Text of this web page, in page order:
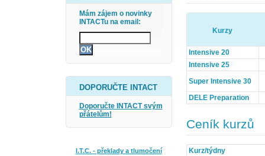
Mám zájem o novinky
INTACTu na email:
DOPORUČTE INTACT
Doporučte INTACT svým
přátelům!
I.T.C. - překlady a tlumočení
Kurzy
Intensive 20
Intensive 25
Super Intensive 30
DELE Preparation
Ceník kurzů
Kurz/týdny